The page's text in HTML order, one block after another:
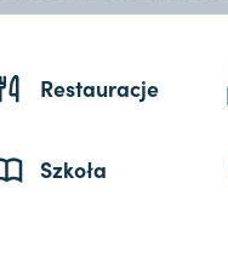
Restauracje
Szkoła